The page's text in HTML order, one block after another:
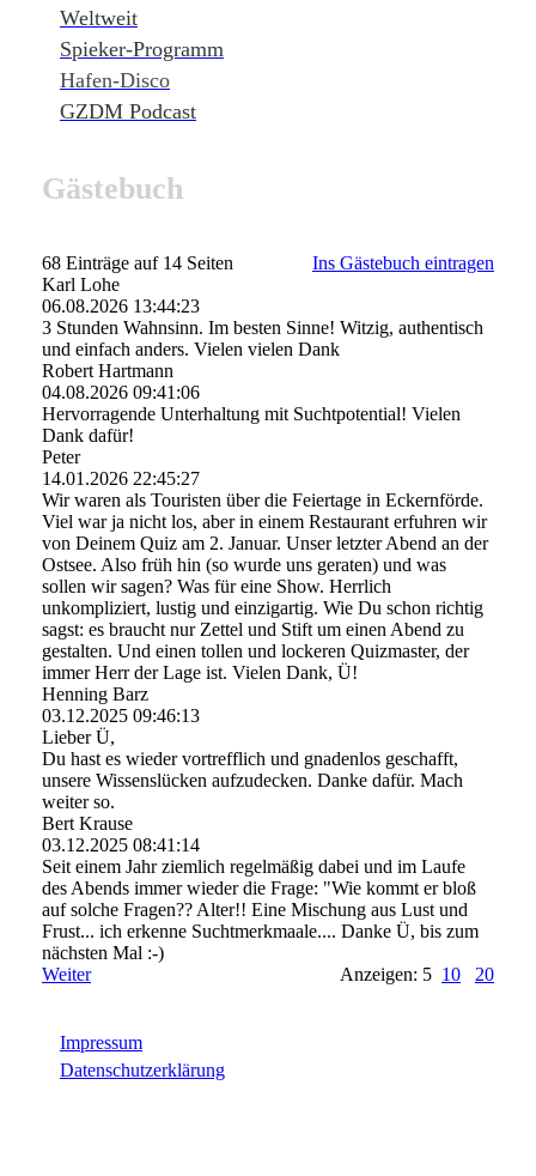
Weltweit
Spieker-Programm
Hafen-Disco
GZDM Podcast
Gästebuch
68 Einträge auf 14 Seiten
Ins Gästebuch eintragen
Karl Lohe
06.08.2026 13:44:23
3 Stunden Wahnsinn. Im besten Sinne! Witzig, authentisch
und einfach anders. Vielen vielen Dank
Robert Hartmann
04.08.2026 09:41:06
Hervorragende Unterhaltung mit Suchtpotential! Vielen
Dank dafür!
Peter
14.01.2026 22:45:27
Wir waren als Touristen über die Feiertage in Eckernförde.
Viel war ja nicht los, aber in einem Restaurant erfuhren wir
von Deinem Quiz am 2. Januar. Unser letzter Abend an der
Ostsee. Also früh hin (so wurde uns geraten) und was
sollen wir sagen? Was für eine Show. Herrlich
unkompliziert, lustig und einzigartig. Wie Du schon richtig
sagst: es braucht nur Zettel und Stift um einen Abend zu
gestalten. Und einen tollen und lockeren Quizmaster, der
immer Herr der Lage ist. Vielen Dank, Ü!
Henning Barz
03.12.2025 09:46:13
Lieber Ü,
Du hast es wieder vortrefflich und gnadenlos geschafft,
unsere Wissenslücken aufzudecken. Danke dafür. Mach
weiter so.
Bert Krause
03.12.2025 08:41:14
Seit einem Jahr ziemlich regelmäßig dabei und im Laufe
des Abends immer wieder die Frage: "Wie kommt er bloß
auf solche Fragen?? Alter!! Eine Mischung aus Lust und
Frust... ich erkenne Suchtmerkmaale.... Danke Ü, bis zum
nächsten Mal :-)
Weiter
Anzeigen: 5 10 20
Impressum
Datenschutzerklärung